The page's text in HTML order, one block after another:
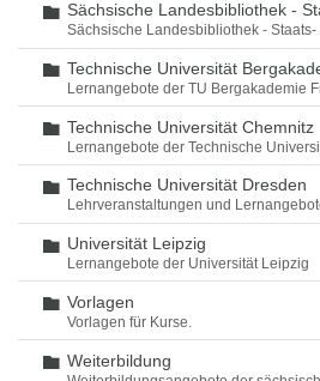
Ordner
Sächsische Landesbibliothek -
Sächsische Landesbibliothek -
Ordner
Technische Universität
Lernangebote der TU Bergakademie
Ordner
Technische Universität Chemnitz
Lernangebote der Technische
Ordner
Technische Universität Dresden
Lehrveranstaltungen und
Ordner
Universität Leipzig
Lernangebote der Universität Leipzig
Ordner
Vorlagen
Vorlagen für Kurse.
Ordner
Weiterbildung